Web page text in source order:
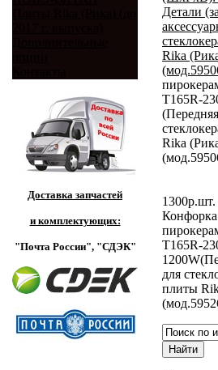
Доставка запчастей
и комплектующих:
"Почта России", "СДЭК"
Детали
Rika
T165R-
Rika
1300р.шт.
Конфорка
T165R-
для
плиты